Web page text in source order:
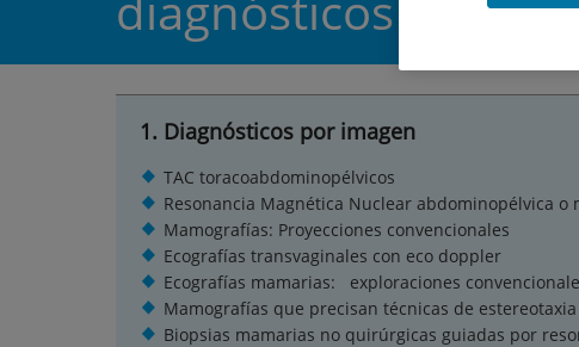
1. Diagnósticos por imagen
TAC toracoabdominopélvicos
Resonancia Magnética Nuclear abdominopélvica o
Mamografías: Proyecciones convencionales
Ecografías transvaginales con eco doppler
Ecografías mamarias: exploraciones
Mamografías que precisan técnicas de
Biopsias mamarias no quirúrgicas guiadas por